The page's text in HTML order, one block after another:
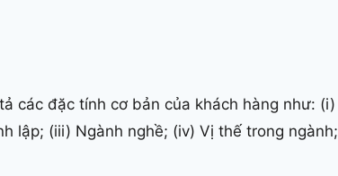
các đặc tính cơ bản của khách hàng như: (i)
lập; (iii) Ngành nghề; (iv) Vị thế trong ngành;